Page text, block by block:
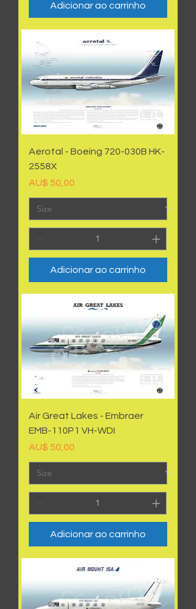
Adicionar ao carrinho
Aerotal - Boeing 720-030B HK-
2558X
Preço
AU$ 50,00
Adicionar ao carrinho
Air Great Lakes - Embraer
EMB-110P1 VH-WDI
Preço
AU$ 50,00
Adicionar ao carrinho